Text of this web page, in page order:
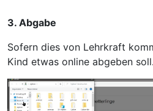
3. Abgabe
Sofern dies von Lehrkraft
Kind etwas online abgeben soll.